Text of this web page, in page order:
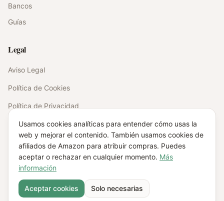
Bancos
Guías
Legal
Aviso Legal
Política de Cookies
Política de Privacidad
Contacto
©2026EntrenaPráctico. Todos los derechos reservados.
Como participante en el Programa de Afiliados de Amazon EU, esta web
obtiene ingresos por las compras que cumplan los requisitos aplicables.
Usamos cookies analíticas para entender cómo usas la
web y mejorar el contenido. También usamos cookies de
afiliados de Amazon para atribuir compras. Puedes
aceptar o rechazar en cualquier momento. Más
información
Aceptar cookies Solo necesarias